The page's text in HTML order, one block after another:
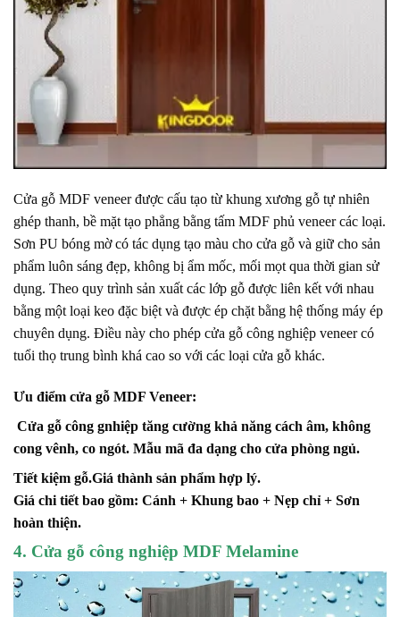
Cửa gỗ MDF veneer được cấu tạo từ khung xương gỗ tự nhiên
ghép thanh, bề mặt tạo phẳng bằng tấm MDF phủ veneer các loại.
Sơn PU bóng mờ có tác dụng tạo màu cho cửa gỗ và giữ cho sản
phẩm luôn sáng đẹp, không bị ẩm mốc, mối mọt qua thời gian sử
dụng. Theo quy trình sản xuất các lớp gỗ được liên kết với nhau
bằng một loại keo đặc biệt và được ép chặt bằng hệ thống máy ép
chuyên dụng. Điều này cho phép cửa gỗ công nghiệp veneer có
tuổi thọ trung bình khá cao so với các loại cửa gỗ khác.
Ưu điểm cửa gỗ MDF Veneer:
Cửa gỗ công gnhiệp tăng cường khả năng cách âm, không
cong vênh, co ngót. Mẫu mã đa dạng cho cửa phòng ngủ.
Tiết kiệm gỗ.Giá thành sản phẩm hợp lý.
Giá chi tiết bao gồm: Cánh + Khung bao + Nẹp chỉ + Sơn
hoàn thiện.
4. Cửa gỗ công nghiệp MDF Melamine